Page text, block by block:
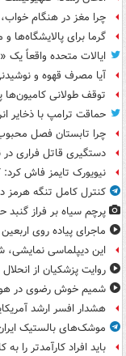
چرا مغز در هنگام
گرما برای پالایشگاه‌ها و
ایالات متحده واقعاً
آیا مصرف قهوه و
توقف طولانی
حماقت ترامپ با ذخایر
چرا تابستان فصل
دستگیری قاتل فراری در
نیویورک تایمز فاش کرد:
کنترل کامل تنگه هرمز
پرچم سیاه بر فراز
ماجرای پیاده روی
این دیپلماسی
روایت پزشکیان از انحلال
شمیم خوش رضوی در
هشدار افسر ارشد
موشک‌های بالستیک
باید افراد کارآمدتر را به